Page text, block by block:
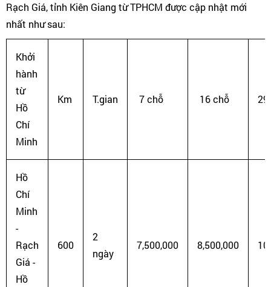
Rạch Giá, tỉnh Kiên Giang từ TPHCM được cập nhật mới
nhất như sau:
Khởi
hành
từ
Hồ
Chí
Minh
Km T.gian 7 chỗ 16 chỗ 29
Hồ
Chí
Minh
-
Rạch
Giá -
Hồ
600
2
ngày
7,500,000 8,500,000